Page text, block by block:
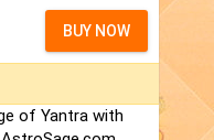
BUY NOW
of Yantra with